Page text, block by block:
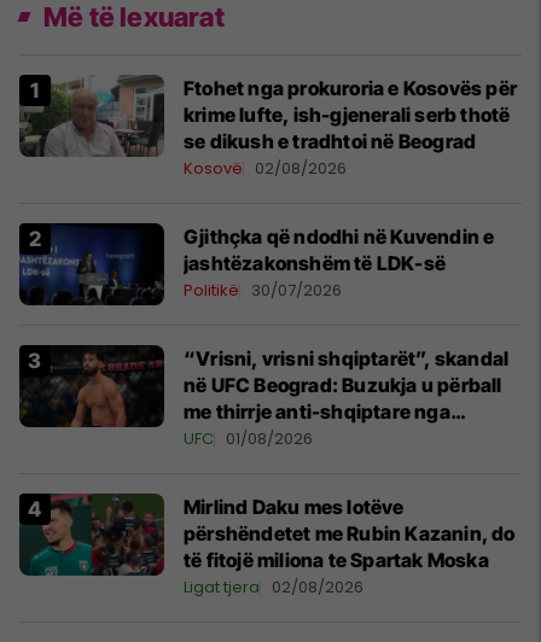
Më të lexuarat
Ftohet nga prokuroria e Kosovës për
krime lufte, ish-gjenerali serb thotë
se dikush e tradhtoi në Beograd
Kosovë 02/08/2026
Gjithçka që ndodhi në Kuvendin e
jashtëzakonshëm të LDK-së
Politikë 30/07/2026
“Vrisni, vrisni shqiptarët”, skandal
në UFC Beograd: Buzukja u përball
me thirrje anti-shqiptare nga
tribunat
UFC 01/08/2026
Mirlind Daku mes lotëve
përshëndetet me Rubin Kazanin, do
të fitojë miliona te Spartak Moska
Ligat tjera 02/08/2026